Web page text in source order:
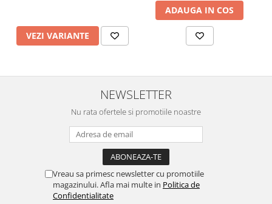
VEZI VARIANTE
ADAUGA IN COS
NEWSLETTER
Nu rata ofertele si promotiile noastre
Vreau sa primesc newsletter cu promotiile
magazinului. Afla mai multe in Politica de
Confidentialitate